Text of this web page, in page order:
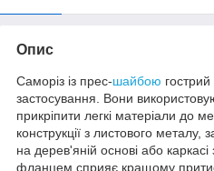
Опис
Саморіз із прес-шайбою
застосування. Вони
прикріпити легкі матеріали до
конструкції з листового металу,
на дерев'яній основі або каркасі
фланцем сприяє кращому